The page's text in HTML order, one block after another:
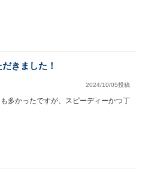
きました！
2024/10/05投稿
多かったですが、スピーディーかつ丁